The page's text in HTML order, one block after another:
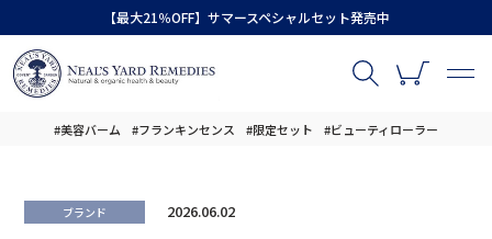
【最大21％OFF】サマースペシャルセット発売中
#美容バーム #フランキンセンス #限定セット #ビューティローラー
ブランド 2026.06.02